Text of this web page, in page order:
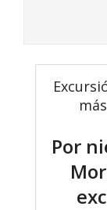
Por